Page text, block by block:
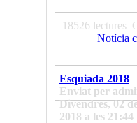
18526 lectures
Notícia
Esquiada 2018
Enviat per
Divendres, 02
2018 a les 21:44